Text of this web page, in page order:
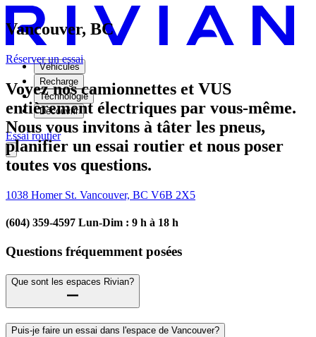
Véhicules
Recharge
Technologie
Découvrir
Essai routier
Vancouver, BC
Réserver un essai
Voyez nos camionnettes et VUS
entièrement électriques par vous-même.
Nous vous invitons à tâter les pneus,
planifier un essai routier et nous poser
toutes vos questions.
1038 Homer St. Vancouver, BC V6B 2X5
(604) 359-4597 Lun-Dim : 9 h à 18 h
Questions fréquemment posées
Que sont les espaces Rivian?
Puis-je faire un essai dans l'espace de Vancouver?